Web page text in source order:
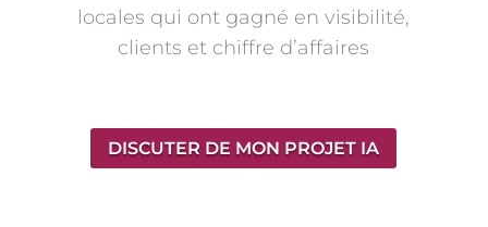
locales qui ont gagné en visibilité,
clients et chiffre d’affaires
DISCUTER DE MON PROJET IA